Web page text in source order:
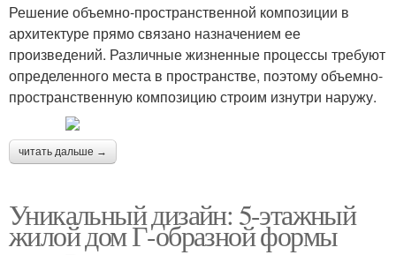
Решение объемно-пространственной композиции в
архитектуре прямо связано назначением ее
произведений. Различные жизненные процессы требуют
определенного места в пространстве, поэтому объемно-
пространственную композицию строим изнутри наружу.
читать дальше →
Уникальный дизайн: 5-этажный
жилой дом Г-образной формы